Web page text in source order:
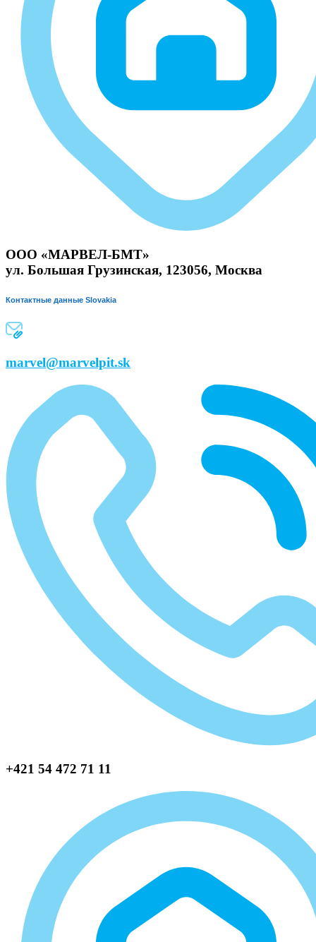
ООО «МАРВЕЛ-БМТ»
ул. Большая Грузинская, 123056, Москва
Контактные данные Slovakia
marvel@marvelpit.sk
+421 54 472 71 11